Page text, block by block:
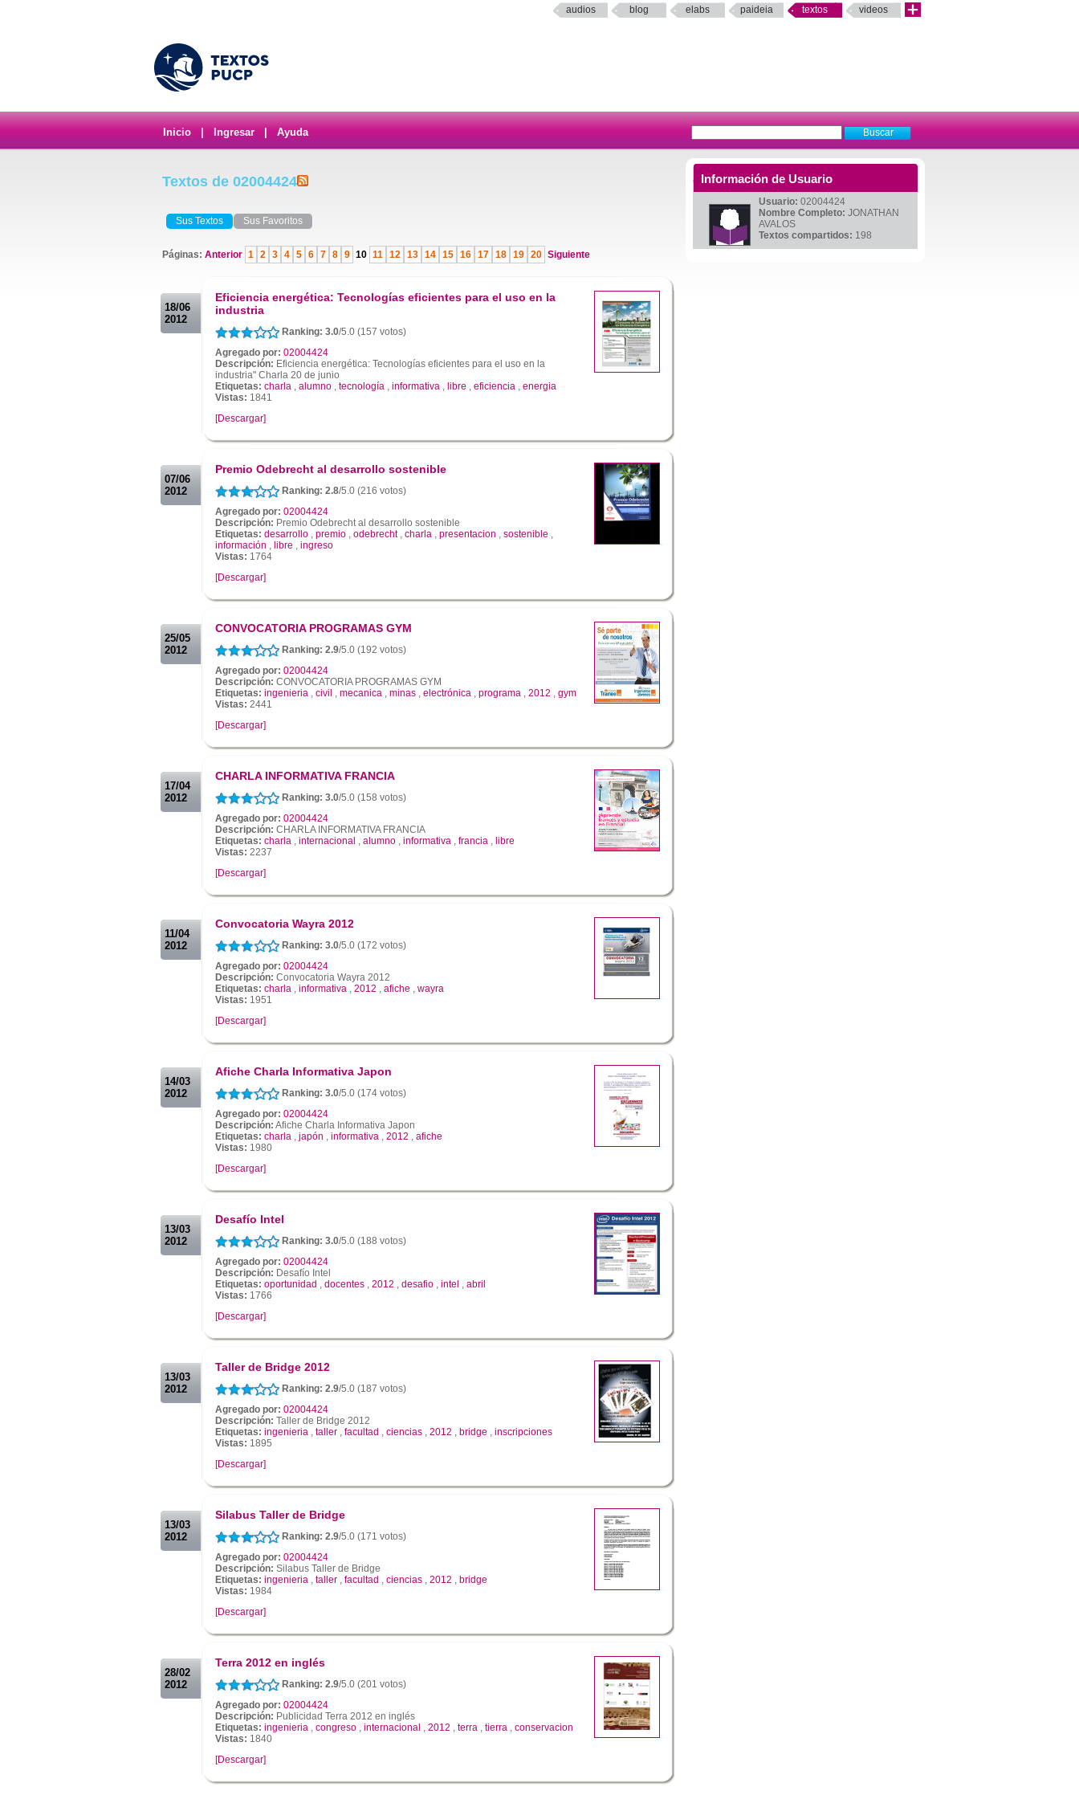
audios blog elabs paideia textos videos
Inicio Ingresar Ayuda
Información de Usuario
Usuario: 02004424
Nombre Completo: JONATHAN
AVALOS
Textos compartidos: 198
Textos de 02004424
Sus Textos Sus Favoritos
Páginas: Anterior 1 2 3 4 5 6 7 8 9 10 11 12 13 14 15 16 17 18 19 20 Siguiente
18/06
2012
Eficiencia energética: Tecnologías eficientes para el uso en la
industria
Ranking: 3.0/5.0 (157 votos)
Agregado por: 02004424
Descripción: Eficiencia energética: Tecnologías eficientes para el uso en la
industria" Charla 20 de junio
Etiquetas: charla alumno tecnología informativa libre eficiencia
energia
Vistas: 1841
[Descargar]
07/06
2012
Premio Odebrecht al desarrollo sostenible
Ranking: 2.8/5.0 (216 votos)
Agregado por: 02004424
Descripción: Premio Odebrecht al desarrollo sostenible
Etiquetas: desarrollo premio odebrecht, charla presentacion sostenible
información
libre
ingreso
Vistas: 1764
[Descargar]
25/05
2012
CONVOCATORIA PROGRAMAS GYM
Ranking: 2.9/5.0 (192 votos)
Agregado por: 02004424
Descripción: CONVOCATORIA PROGRAMAS GYM
Etiquetas: ingenieria civil mecanica minas electrónica programa 2012
gym
Vistas: 2441
[Descargar]
17/04
2012
CHARLA INFORMATIVA FRANCIA
Ranking: 3.0/5.0 (158 votos)
Agregado por: 02004424
Descripción: CHARLA INFORMATIVA FRANCIA
Etiquetas: charla internacional alumno informativa francia
libre
Vistas: 2237
[Descargar]
11/04
2012
Convocatoria Wayra 2012
Ranking: 3.0/5.0 (172 votos)
Agregado por: 02004424
Descripción: Convocatoria Wayra 2012
Etiquetas: charla informativa 2012 afiche
wayra
Vistas: 1951
[Descargar]
14/03
2012
Afiche Charla Informativa Japon
Ranking: 3.0/5.0 (174 votos)
Agregado por: 02004424
Descripción: Afiche Charla Informativa Japon
Etiquetas: charla japón informativa 2012
afiche
Vistas: 1980
[Descargar]
13/03
2012
Desafío Intel
Ranking: 3.0/5.0 (188 votos)
Agregado por: 02004424
Descripción: Desafío Intel
Etiquetas: oportunidad docentes 2012 desafio intel
abril
Vistas: 1766
[Descargar]
13/03
2012
Taller de Bridge 2012
Ranking: 2.9/5.0 (187 votos)
Agregado por: 02004424
Descripción: Taller de Bridge 2012
Etiquetas: ingenieria taller facultad ciencias 2012 bridge
inscripciones
Vistas: 1895
[Descargar]
13/03
2012
Silabus Taller de Bridge
Ranking: 2.9/5.0 (171 votos)
Agregado por: 02004424
Descripción: Silabus Taller de Bridge
Etiquetas: ingenieria taller facultad ciencias 2012
bridge
Vistas: 1984
[Descargar]
28/02
2012
Terra 2012 en inglés
Ranking: 2.9/5.0 (201 votos)
Agregado por: 02004424
Descripción: Publicidad Terra 2012 en inglés
Etiquetas: ingenieria congreso internacional 2012 terra tierra
conservacion
Vistas: 1840
[Descargar]